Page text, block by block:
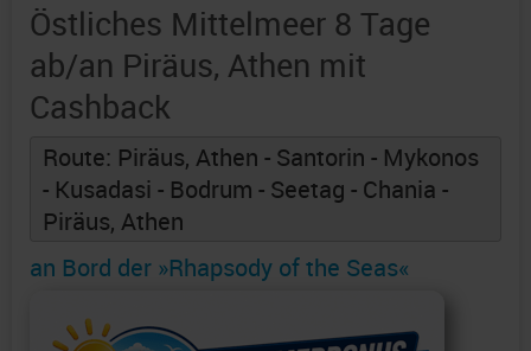
Östliches Mittelmeer 8 Tage
ab/an Piräus, Athen mit
Cashback
Route: Piräus, Athen - Santorin - Mykonos
- Kusadasi - Bodrum - Seetag - Chania -
Piräus, Athen
an Bord der »Rhapsody of the Seas«